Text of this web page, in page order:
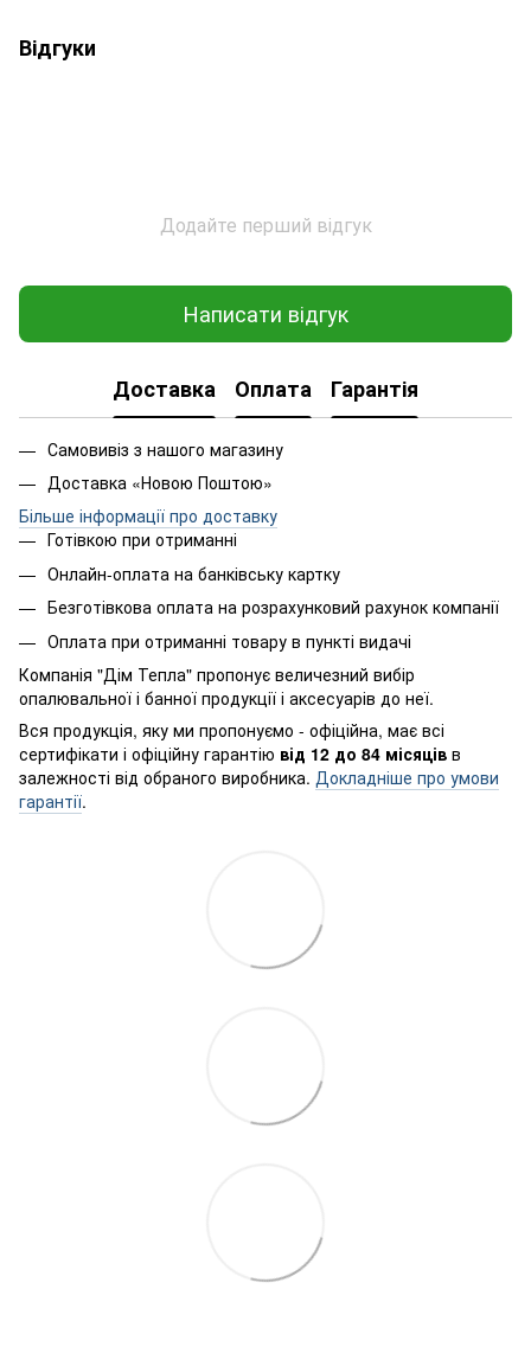
Відгуки
Додайте перший відгук
Написати відгук
Доставка Оплата Гарантія
Самовивіз з нашого магазину
Доставка «Новою Поштою»
Більше інформації про доставку
Готівкою при отриманні
Онлайн-оплата на банківську картку
Безготівкова оплата на розрахунковий рахунок компанії
Оплата при отриманні товару в пункті видачі
Компанія "Дім Тепла" пропонує величезний вибір
опалювальної і банної продукції і аксесуарів до неї.
Вся продукція, яку ми пропонуємо - офіційна, має всі
сертифікати і офіційну гарантію від 12 до 84 місяців в
залежності від обраного виробника. Докладніше про умови
гарантії.